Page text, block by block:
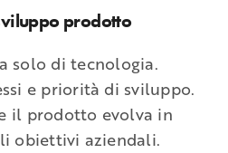
prodotto
solo di tecnologia.
e priorità di sviluppo.
il prodotto evolva in
obiettivi aziendali.